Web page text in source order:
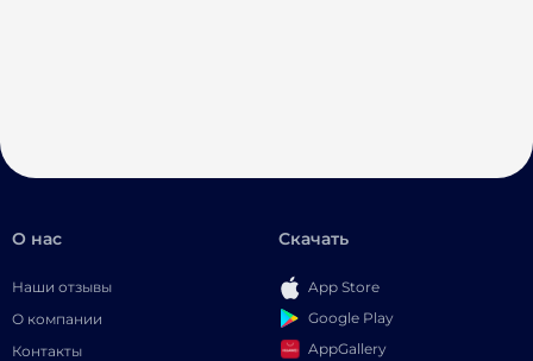
О нас
Наши отзывы
О компании
Контакты
Скачать
App Store
Google Play
AppGallery